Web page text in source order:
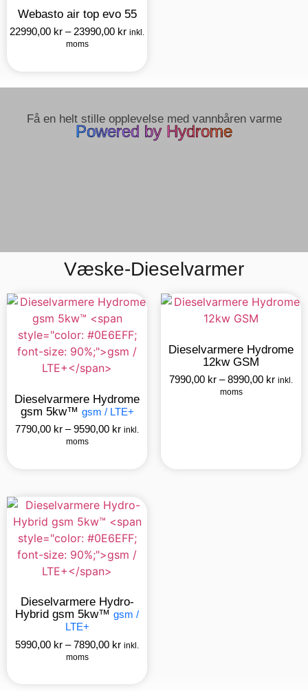
Webasto air top evo 55
22990,00 kr – 23990,00 kr inkl.
moms
Få en helt stille opplevelse med vannbåren varme
Powered by Hydrome​
Væske-Dieselvarmer
Dieselvarmere Hydrome
gsm 5kw™ gsm / LTE+
7790,00 kr –9590,00 kr inkl.
moms
Dieselvarmere Hydrome
12kw GSM
7990,00 kr –8990,00 kr inkl.
moms
Dieselvarmere Hydro-
Hybrid gsm 5kw™ gsm /
LTE+
5990,00 kr –7890,00 kr inkl.
moms